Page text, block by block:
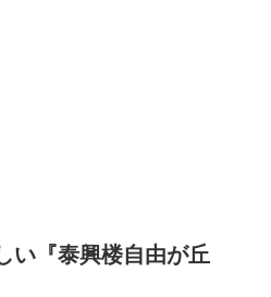
い『泰興楼自由が丘